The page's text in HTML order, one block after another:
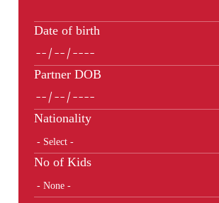
Date of birth
Partner DOB
Nationality
No of Kids